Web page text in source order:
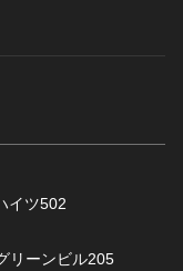
イツ502
リーンビル205